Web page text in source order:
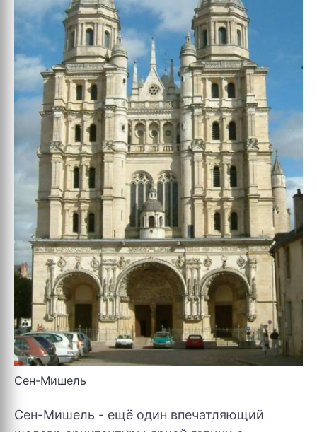
Сен-Мишель
Сен-Мишель - ещё один впечатляющий